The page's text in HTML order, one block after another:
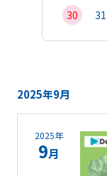
30
31
2025年9月
2025年
9月